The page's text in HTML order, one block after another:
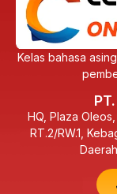
Kelas bahasa
HQ, Plaza
RT.2/RW.1,